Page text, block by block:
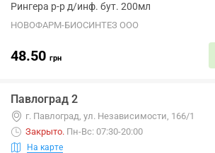
Рингера р-р д/инф. бут. 200мл
НОВОФАРМ-БИОСИНТЕЗ ООО
48.50 грн
Павлоград 2
г. Павлоград, ул. Независимости, 166/1
Закрыто. Пн-Вс: 07:30-20:00
На карте